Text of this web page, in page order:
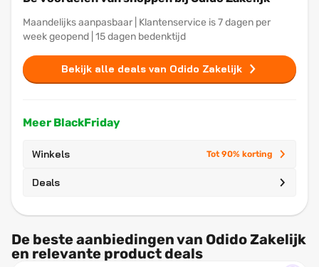
Maandelijks aanpasbaar | Klantenservice is 7 dagen per
week geopend | 15 dagen bedenktijd
Bekijk alle deals van Odido Zakelijk
Meer BlackFriday
Winkels Tot 90% korting
Deals
De beste aanbiedingen van Odido Zakelijk
en relevante product deals